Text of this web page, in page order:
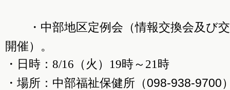
・中部地区定例会（情報交換会及び
開催）。
・日時：8/16（火）19時～21時
・場所：中部福祉保健所 （098-938-9700